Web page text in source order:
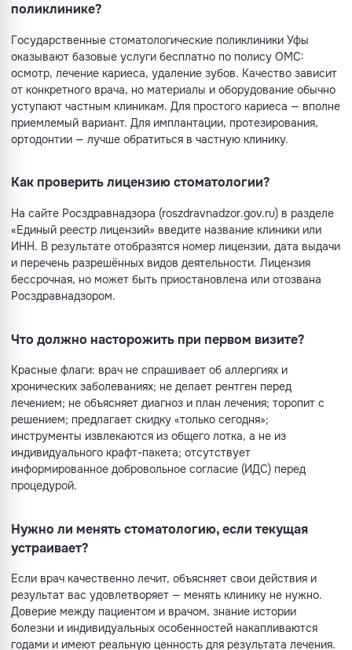
поликлинике?
Государственные стоматологические поликлиники Уфы
оказывают базовые услуги бесплатно по полису ОМС:
осмотр, лечение кариеса, удаление зубов. Качество зависит
от конкретного врача, но материалы и оборудование обычно
уступают частным клиникам. Для простого кариеса — вполне
приемлемый вариант. Для имплантации, протезирования,
ортодонтии — лучше обратиться в частную клинику.
Как проверить лицензию стоматологии?
На сайте Росздравнадзора (roszdravnadzor.gov.ru) в разделе
«Единый реестр лицензий» введите название клиники или
ИНН. В результате отобразятся номер лицензии, дата выдачи
и перечень разрешённых видов деятельности. Лицензия
бессрочная, но может быть приостановлена или отозвана
Росздравнадзором.
Что должно насторожить при первом визите?
Красные флаги: врач не спрашивает об аллергиях и
хронических заболеваниях; не делает рентген перед
лечением; не объясняет диагноз и план лечения; торопит с
решением; предлагает скидку «только сегодня»;
инструменты извлекаются из общего лотка, а не из
индивидуального крафт-пакета; отсутствует
информированное добровольное согласие (ИДС) перед
процедурой.
Нужно ли менять стоматологию, если текущая
устраивает?
Если врач качественно лечит, объясняет свои действия и
результат вас удовлетворяет — менять клинику не нужно.
Доверие между пациентом и врачом, знание истории
болезни и индивидуальных особенностей накапливаются
годами и имеют реальную ценность для результата лечения.